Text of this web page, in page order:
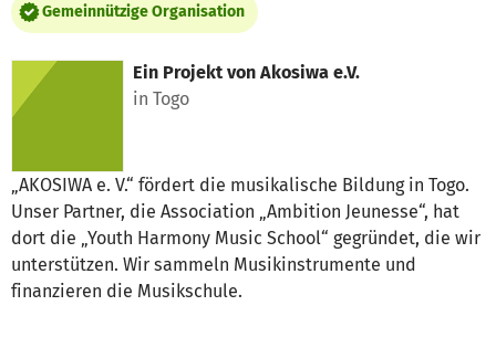
Gemeinnützige Organisation
Ein Projekt von Akosiwa e.V.
in Togo
„AKOSIWA e. V.“ fördert die musikalische Bildung in Togo.
Unser Partner, die Association „Ambition Jeunesse“, hat
dort die „Youth Harmony Music School“ gegründet, die wir
unterstützen. Wir sammeln Musikinstrumente und
finanzieren die Musikschule.